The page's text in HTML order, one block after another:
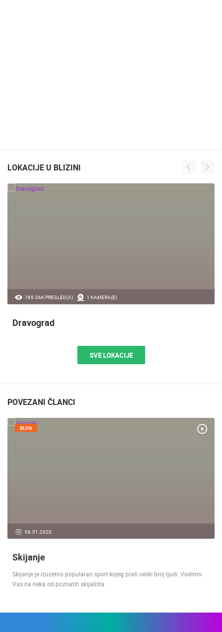
LOKACIJE U BLIZINI
785.06K PREGLED(A) 1 KAMERA(E)
Dravograd
SVE LOKACIJE
POVEZANI ČLANCI
06.01.2020.
BLOG
Skijanje
Skijanje je izuzetno popularan sport kojeg prati veliki broj ljudi. Vodimo
Vas na neka od poznatih skijališta